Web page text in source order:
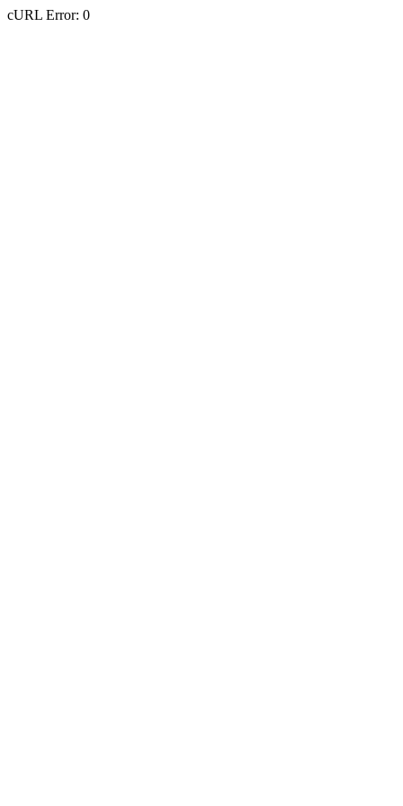
cURL Error: 0